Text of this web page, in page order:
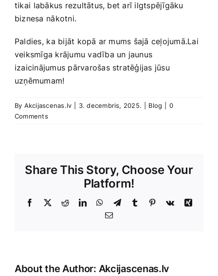
tikai⁣ labākus rezultātus, bet arī ilgtspējīgāku
biznesa⁤ nākotni.
Paldies, ⁢ka bijāt kopā ar mums šajā ceļojumā.Lai
veiksmīga krājumu vadība un jaunus
izaicinājumus pārvarošas stratēģijas jūsu
uzņēmumam!
By Akcijascenas.lv 3. decembris, 2025. Blog
0
Comments
Share This Story, Choose Your
Platform!
Facebook
X RedditLinkedInWhatsApp
TelegramTumblr Pinterest
Vk
Xing
E-
About the Author: Akcijascenas.lv